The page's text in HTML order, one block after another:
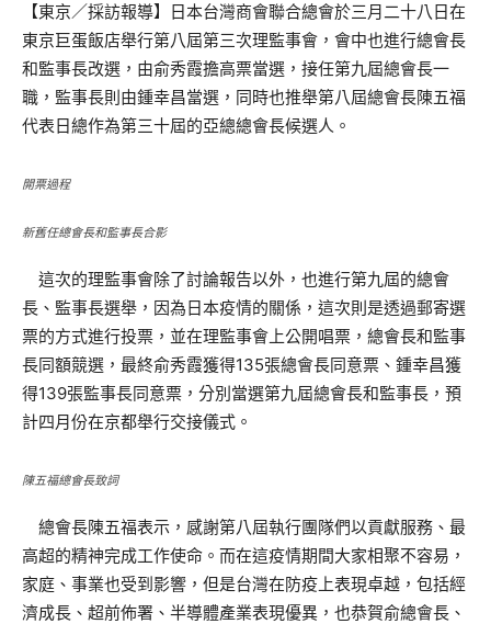
【東京／採訪報導】日本台灣商會聯合總會於三月二十八日在
東京巨蛋飯店舉行第八屆第三次理監事會，會中也進行總會長
和監事長改選，由俞秀霞擔高票當選，接任第九屆總會長一
職，監事長則由鍾幸昌當選，同時也推舉第八屆總會長陳五福
代表日總作為第三十屆的亞總總會長候選人。
開票過程
新舊任總會長和監事長合影
這次的理監事會除了討論報告以外，也進行第九屆的總會
長、監事長選舉，因為日本疫情的關係，這次則是透過郵寄選
票的方式進行投票，並在理監事會上公開唱票，總會長和監事
長同額競選，最終俞秀霞獲得135張總會長同意票、鍾幸昌獲
得139張監事長同意票，分別當選第九屆總會長和監事長，預
計四月份在京都舉行交接儀式。
陳五福總會長致詞
總會長陳五福表示，感謝第八屆執行團隊們以貢獻服務、最
高超的精神完成工作使命。而在這疫情期間大家相聚不容易，
家庭、事業也受到影響，但是台灣在防疫上表現卓越，包括經
濟成長、超前佈署、半導體產業表現優異，也恭賀俞總會長、